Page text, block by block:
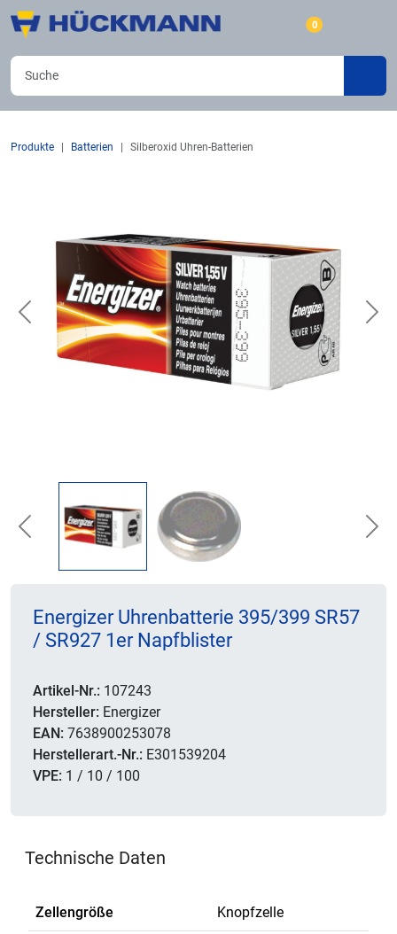
0
Produkte Batterien Silberoxid Uhren-Batterien
Previous
Previous
Energizer Uhrenbatterie 395/399 SR57
/ SR927 1er Napfblister
Artikel-Nr.: 107243
Hersteller: Energizer
EAN: 7638900253078
Herstellerart.-Nr.: E301539204
VPE: 1 / 10 / 100
Technische Daten
Zellengröße Knopfzelle